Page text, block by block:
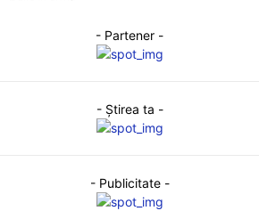
- Partener -
- Ştirea ta -
- Publicitate -